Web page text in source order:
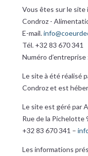
Vous êtes sur le
Condroz -
E-mail.
Tél. +32 83 670 341
Numéro
Le site à été réalisé
Condroz et est
Le site est géré par
Rue de la Pichelotte
+32 83 670 341 –
Les informations